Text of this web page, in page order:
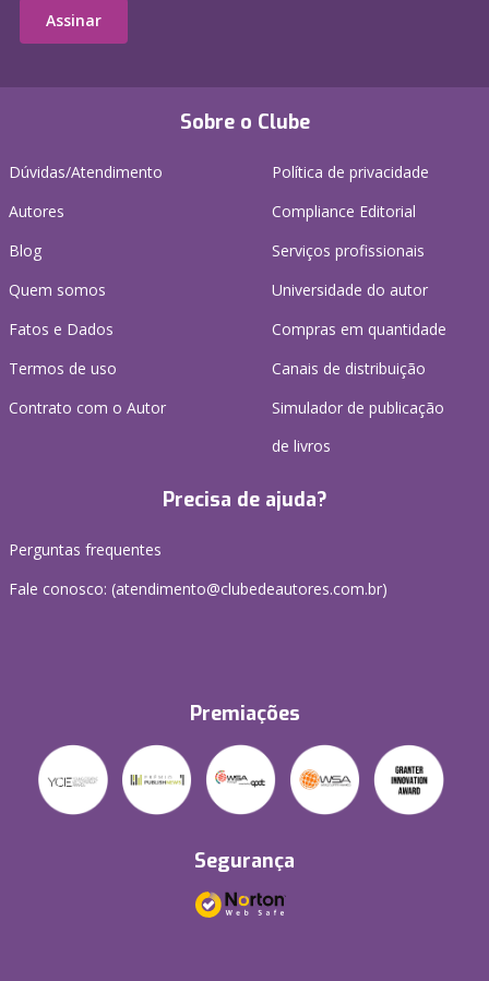
Sobre o Clube
Dúvidas/Atendimento
Autores
Blog
Quem somos
Fatos e Dados
Termos de uso
Contrato com o Autor
Política de privacidade
Compliance Editorial
Serviços profissionais
Universidade do autor
Compras em quantidade
Canais de distribuição
Simulador de publicação
de livros
Precisa de ajuda?
Perguntas frequentes
Fale conosco: (atendimento@clubedeautores.com.br)
Premiações
Segurança
Assinar